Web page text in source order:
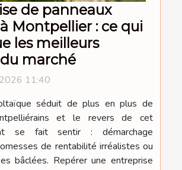
de panneaux
Montpellier : ce qui
les meilleurs
marché
11:40
séduit de plus en plus de
et le revers de cet
se fait sentir : démarchage
de rentabilité irréalistes ou
bâclées. Repérer une entreprise